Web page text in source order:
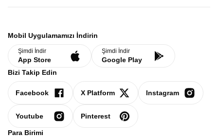
Mobil Uygulamamızı İndirin
Şimdi İndir
App Store
Şimdi İndir
Google Play
Bizi Takip Edin
Facebook X Platform Instagram
Youtube Pinterest
Para Birimi